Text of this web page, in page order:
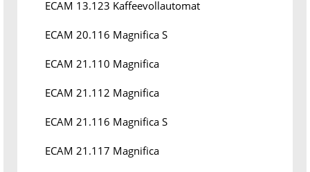
ECAM 13.123 Kaffeevollautomat
ECAM 20.116 Magnifica S
ECAM 21.110 Magnifica
ECAM 21.112 Magnifica
ECAM 21.116 Magnifica S
ECAM 21.117 Magnifica